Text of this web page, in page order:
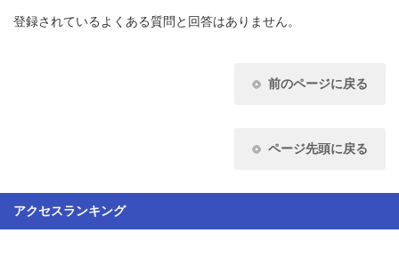
登録されているよくある質問と回答はありません。
前のページに戻る
ページ先頭に戻る
アクセスランキング